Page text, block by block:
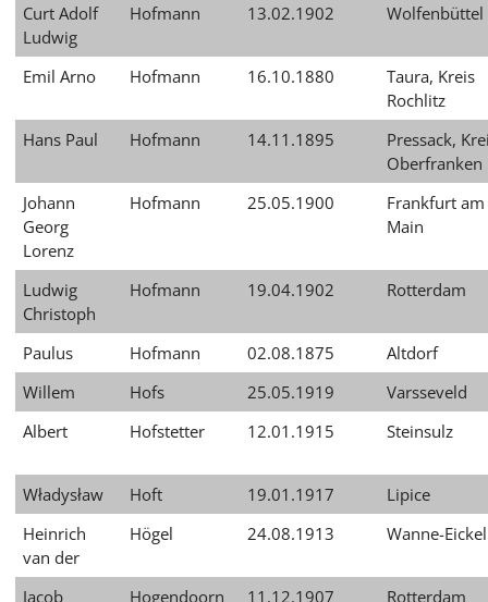
Curt Adolf
Ludwig
Hofmann 13.02.1902 Wolfenbüttel
Emil Arno Hofmann 16.10.1880
Taura, Kreis
Rochlitz
Hans Paul
Hofmann 14.11.1895
Pressack,
Oberfranken
Johann
Georg
Lorenz
Hofmann 25.05.1900
Frankfurt am
Main
Ludwig
Christoph
Hofmann 19.04.1902 Rotterdam
Paulus Hofmann 02.08.1875
Altdorf
Willem
Hofs 25.05.1919
Varsseveld
Albert
Hofstetter 12.01.1915 Steinsulz
Władysław Hoft 19.01.1917
Lipice
Heinrich
van der
Högel 24.08.1913 Wanne-Eickel
Jacob Hogendoorn 11.12.1907
Rotterdam